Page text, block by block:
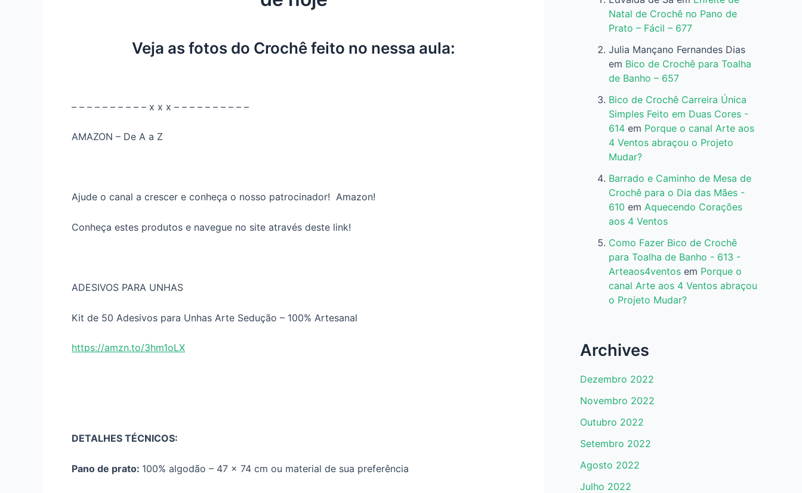
Veja as fotos do Crochê feito no nessa aula:
– – – – – – – – – – x x x – – – – – – – – – –
AMAZON – De A a Z
Ajude o canal a crescer e conheça o nosso patrocinador! Amazon!
Conheça estes produtos e navegue no site através deste link!
ADESIVOS PARA UNHAS
Kit de 50 Adesivos para Unhas Arte Sedução – 100% Artesanal
https://amzn.to/3hm1oLX
DETALHES TÉCNICOS:
Pano de prato: 100% algodão – 47 x 74 cm ou material de sua preferência
Natal de Crochê no Pano de
Prato – Fácil – 677
Julia Mançano Fernandes Dias
em Bico de Crochê para Toalha
de Banho – 657
Bico de Crochê Carreira Única
Simples Feito em Duas Cores -
614 em Porque o canal Arte aos
4 Ventos abraçou o Projeto
Mudar?
Barrado e Caminho de Mesa de
Crochê para o Dia das Mães -
610 em Aquecendo Corações
aos 4 Ventos
Como Fazer Bico de Crochê
para Toalha de Banho - 613 -
Arteaos4ventos em Porque o
canal Arte aos 4 Ventos abraçou
o Projeto Mudar?
Archives
Dezembro 2022
Novembro 2022
Outubro 2022
Setembro 2022
Agosto 2022
Julho 2022